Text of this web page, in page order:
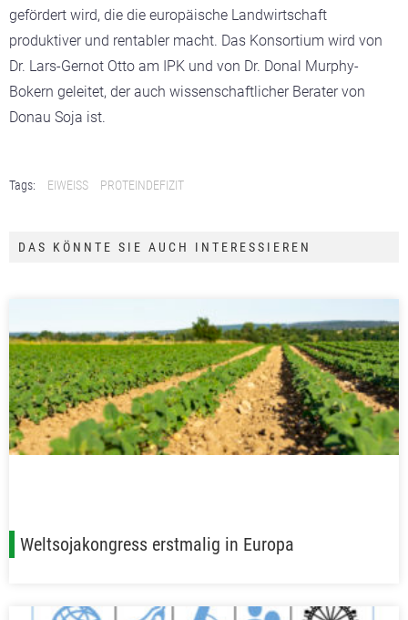
gefördert wird, die die europäische Landwirtschaft
produktiver und rentabler macht. Das Konsortium wird von
Dr. Lars-Gernot Otto am IPK und von Dr. Donal Murphy-
Bokern geleitet, der auch wissenschaftlicher Berater von
Donau Soja ist.
Tags: EIWEISS PROTEINDEFIZIT
DAS KÖNNTE SIE AUCH INTERESSIEREN
Weltsojakongress erstmalig in Europa